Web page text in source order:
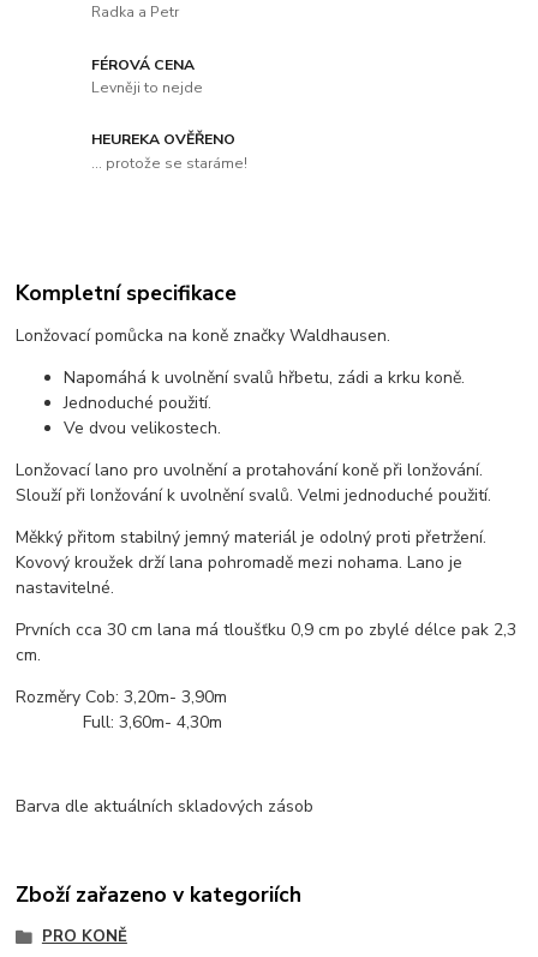
Radka a Petr
FÉROVÁ CENA
Levněji to nejde
HEUREKA OVĚŘENO
... protože se staráme!
Kompletní specifikace
Lonžovací pomůcka na koně značky Waldhausen.
Napomáhá k uvolnění svalů hřbetu, zádi a krku koně.
Jednoduché použití.
Ve dvou velikostech.
Lonžovací lano pro uvolnění a protahování koně při lonžování.
Slouží při lonžování k uvolnění svalů. Velmi jednoduché použití.
Měkký přitom stabilný jemný materiál je odolný proti přetržení.
Kovový kroužek drží lana pohromadě mezi nohama. Lano je
nastavitelné.
Prvních cca 30 cm lana má tloušťku 0,9 cm po zbylé délce pak 2,3
cm.
Rozměry Cob: 3,20m- 3,90m
Full: 3,60m- 4,30m
Barva dle aktuálních skladových zásob
Zboží zařazeno v kategoriích
PRO KONĚ